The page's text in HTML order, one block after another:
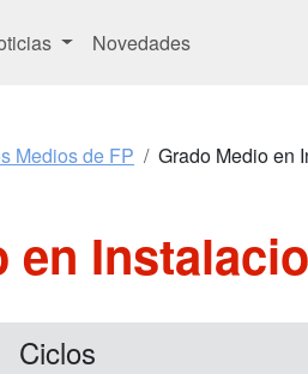
Novedades
Medios de FP Grado Medio en
en
Ciclos